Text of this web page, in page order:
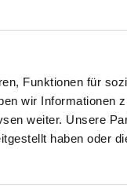
Funktionen für
wir Informationen
weiter. Unsere
haben oder